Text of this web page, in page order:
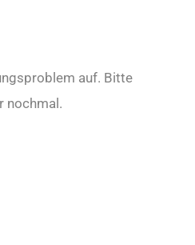
auf. Bitte
nochmal.